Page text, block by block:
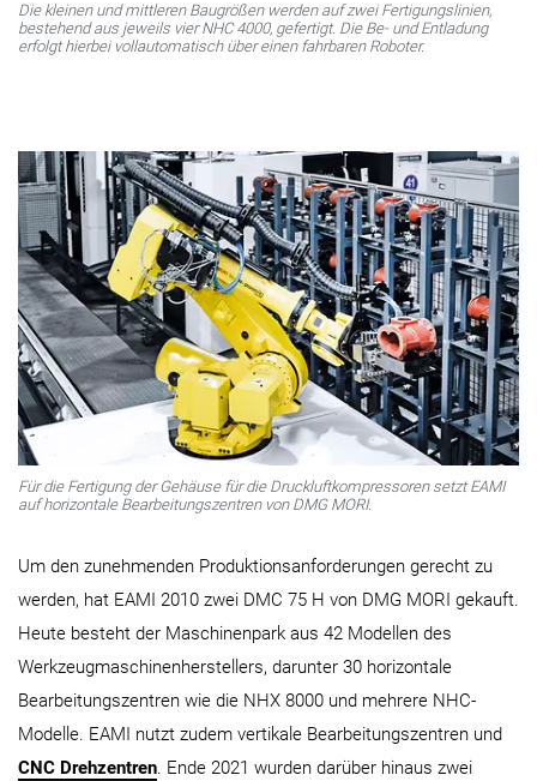
Die kleinen und mittleren Baugrößen werden auf zwei Fertigungslinien,
bestehend aus jeweils vier NHC 4000, gefertigt. Die Be- und Entladung
erfolgt hierbei vollautomatisch über einen fahrbaren Roboter.
Für die Fertigung der Gehäuse für die Druckluftkompressoren setzt EAMI
auf horizontale Bearbeitungszentren von DMG MORI.
Um den zunehmenden Produktionsanforderungen gerecht zu
werden, hat EAMI 2010 zwei DMC 75 H von DMG MORI gekauft.
Heute besteht der Maschinenpark aus 42 Modellen des
Werkzeugmaschinenherstellers, darunter 30 horizontale
Bearbeitungszentren wie die NHX 8000 und mehrere NHC-
Modelle. EAMI nutzt zudem vertikale Bearbeitungszentren und
CNC Drehzentren. Ende 2021 wurden darüber hinaus zwei